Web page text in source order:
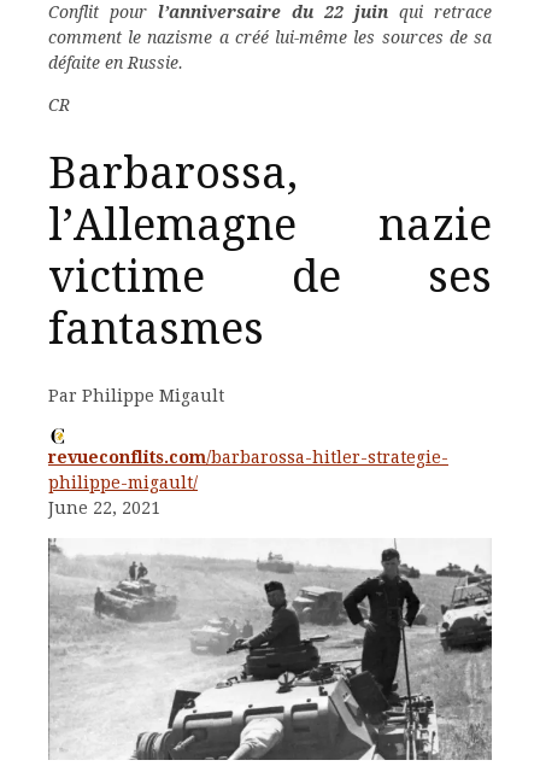
Conflit pour l’anniversaire du 22 juin qui retrace
comment le nazisme a créé lui-même les sources de sa
défaite en Russie.
CR
Barbarossa,
l’Allemagne nazie
victime de ses
fantasmes
Par Philippe Migault
revueconflits.com/barbarossa-hitler-strategie-
philippe-migault/
June 22, 2021